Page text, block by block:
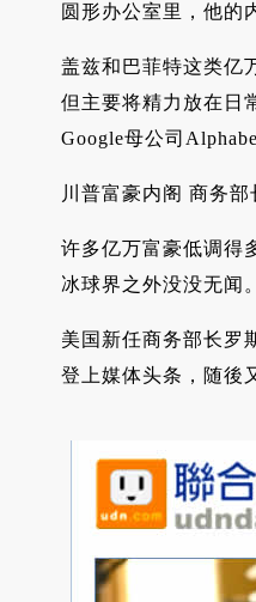
圆形办公室里，他的
盖兹和巴菲特这类亿
但主要将精力放在日
Google母公司
川普富豪内阁 商务部
许多亿万富豪低调得
冰球界之外没没无闻
美国新任商务部长罗
登上媒体头条，随後